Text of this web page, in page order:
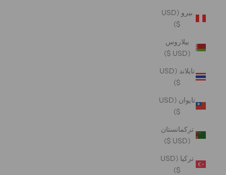
بيرو (USD
$)
بيلاروس
(USD $)
تايلاند (USD
$)
تايوان (USD
$)
تركمانستان
(USD $)
تركيا (USD
$)